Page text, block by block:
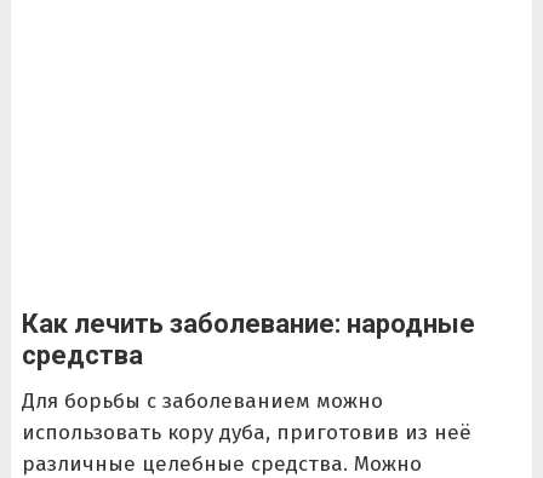
Как лечить заболевание: народные
средства
Для борьбы с заболеванием можно
использовать кору дуба, приготовив из неё
различные целебные средства. Можно